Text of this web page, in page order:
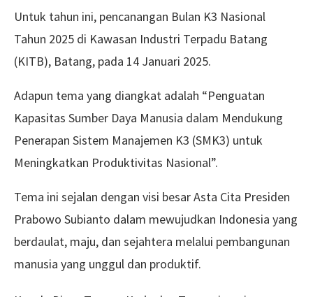
Untuk tahun ini, pencanangan Bulan K3 Nasional
Tahun 2025 di Kawasan Industri Terpadu Batang
(KITB), Batang, pada 14 Januari 2025.
Adapun tema yang diangkat adalah “Penguatan
Kapasitas Sumber Daya Manusia dalam Mendukung
Penerapan Sistem Manajemen K3 (SMK3) untuk
Meningkatkan Produktivitas Nasional”.
Tema ini sejalan dengan visi besar Asta Cita Presiden
Prabowo Subianto dalam mewujudkan Indonesia yang
berdaulat, maju, dan sejahtera melalui pembangunan
manusia yang unggul dan produktif.